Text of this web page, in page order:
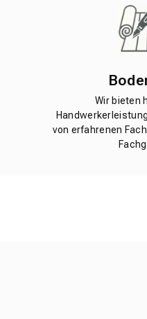
Wir bieten
von erfahrenen